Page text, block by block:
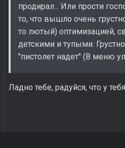
продирал... Или прости
то, что вышло очень
то лютый) оптимизацией,
детскими и тупыми.
"пистолет надет" (В меню
Ладно тебе, радуйся, что у